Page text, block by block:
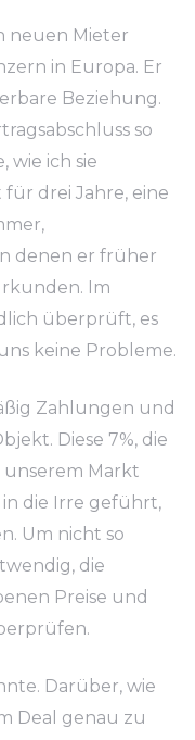
neuen Mieter
in Europa. Er
Beziehung.
so
wie ich sie
drei Jahre, eine
denen er früher
Im
überprüft, es
keine Probleme.
Zahlungen und
Diese 7%, die
unserem Markt
die Irre geführt,
Um nicht so
die
Preise und
Darüber, wie
Deal genau zu